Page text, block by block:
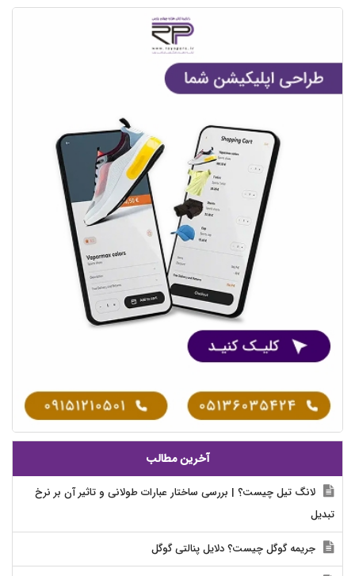
آخرین مطالب
لانگ تیل چیست؟ | بررسی ساختار عبارات طولانی و تاثیر آن بر نرخ
تبدیل
جریمه گوگل چیست؟ دلایل پنالتی گوگل